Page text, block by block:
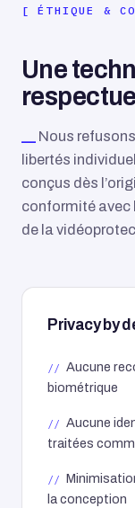
ÉTHIQUE &
Une
Nous
libertés
conçus dès
conformité avec
de la
Privacy by
Aucune
biométrique
Aucune
traitées
la conception